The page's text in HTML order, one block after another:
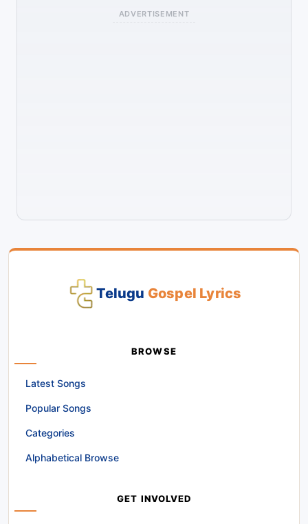
ADVERTISEMENT
Telugu Gospel Lyrics
BROWSE
Latest Songs
Popular Songs
Categories
Alphabetical Browse
GET INVOLVED